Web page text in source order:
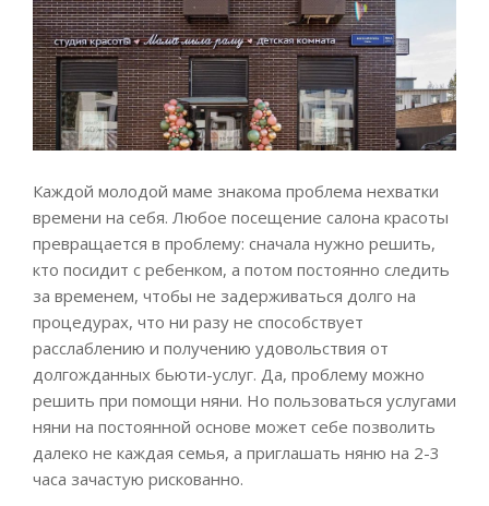
Каждой молодой маме знакома проблема нехватки
времени на себя. Любое посещение салона красоты
превращается в проблему: сначала нужно решить,
кто посидит с ребенком, а потом постоянно следить
за временем, чтобы не задерживаться долго на
процедурах, что ни разу не способствует
расслаблению и получению удовольствия от
долгожданных бьюти-услуг. Да, проблему можно
решить при помощи няни. Но пользоваться услугами
няни на постоянной основе может себе позволить
далеко не каждая семья, а приглашать няню на 2-3
часа зачастую рискованно.